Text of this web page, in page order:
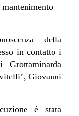
della
in contatto i
Grottaminarda
Giovanni
è stata